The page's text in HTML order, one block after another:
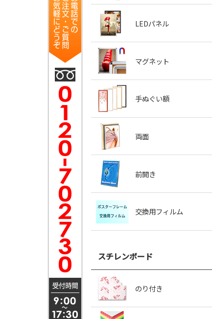
LEDパネル
マグネット
手ぬぐい額
両面
前開き
交換用フィルム
スチレンボード
のり付き